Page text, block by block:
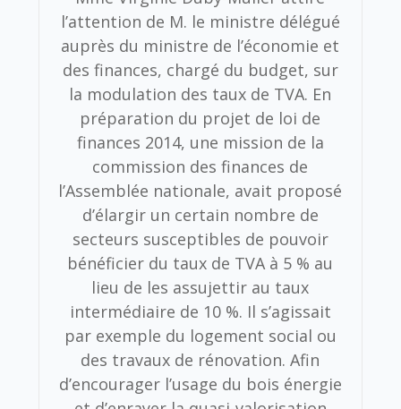
l’attention de M. le ministre délégué
auprès du ministre de l’économie et
des finances, chargé du budget, sur
la modulation des taux de TVA. En
préparation du projet de loi de
finances 2014, une mission de la
commission des finances de
l’Assemblée nationale, avait proposé
d’élargir un certain nombre de
secteurs susceptibles de pouvoir
bénéficier du taux de TVA à 5 % au
lieu de les assujettir au taux
intermédiaire de 10 %. Il s’agissait
par exemple du logement social ou
des travaux de rénovation. Afin
d’encourager l’usage du bois énergie